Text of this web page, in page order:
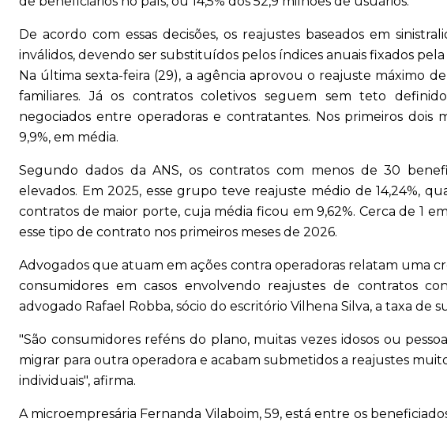
De acordo com essas decisões, os reajustes baseados em
inválidos, devendo ser substituídos pelos índices anuais fixados pela
Na última sexta-feira (29), a agência aprovou o reajuste máximo
familiares. Já os contratos coletivos seguem sem teto
negociados entre operadoras e contratantes. Nos primeiros dois
9,9%, em média.
Segundo dados da ANS, os contratos com menos de 30
elevados. Em 2025, esse grupo teve reajuste médio de 14,24%,
contratos de maior porte, cuja média ficou em 9,62%. Cerca de 1
esse tipo de contrato nos primeiros meses de 2026.
Advogados que atuam em ações contra operadoras relatam uma
consumidores em casos envolvendo reajustes de contratos
advogado Rafael Robba, sócio do escritório Vilhena Silva, a taxa de
"São consumidores reféns do plano, muitas vezes idosos ou
migrar para outra operadora e acabam submetidos a reajustes
individuais", afirma.
A microempresária Fernanda Vilaboim, 59, está entre os